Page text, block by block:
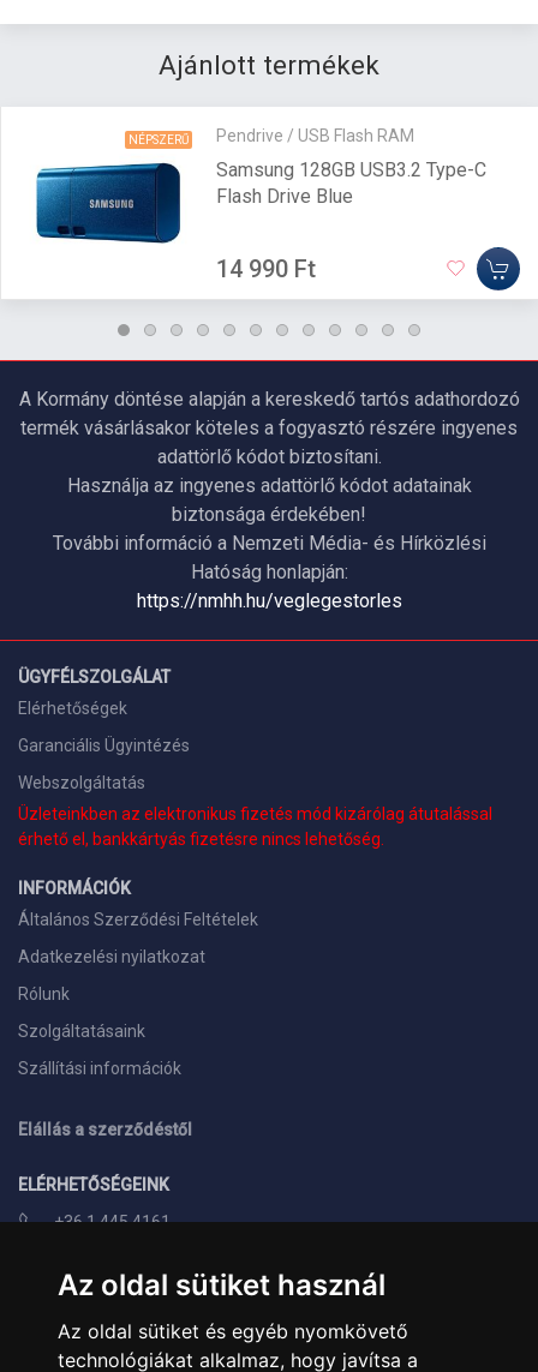
Az oldal sütiket használ
Az oldal sütiket és egyéb nyomkövető
technológiákat alkalmaz, hogy javítsa a
Ajánlott termékek
NÉPSZERŰ Pendrive / USB Flash RAM
Samsung 128GB USB3.2 Type-C
Flash Drive Blue
14 990 Ft
A Kormány döntése alapján a kereskedő tartós adathordozó
termék vásárlásakor köteles a fogyasztó részére ingyenes
adattörlő kódot biztosítani.
Használja az ingyenes adattörlő kódot adatainak
biztonsága érdekében!
További információ a Nemzeti Média- és Hírközlési
Hatóság honlapján:
https://nmhh.hu/veglegestorles
ÜGYFÉLSZOLGÁLAT
Elérhetőségek
Garanciális Ügyintézés
Webszolgáltatás
Üzleteinkben az elektronikus fizetés mód kizárólag átutalással
érhető el, bankkártyás fizetésre nincs lehetőség.
INFORMÁCIÓK
Általános Szerződési Feltételek
Adatkezelési nyilatkozat
Rólunk
Szolgáltatásaink
Szállítási információk
Elállás a szerződéstől
ELÉRHETŐSÉGEINK
+36 1 445 4161
info@landcomputer.hu
1148 Budapest, Nagy Lajos király útja 24.